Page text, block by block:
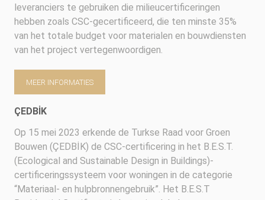
leveranciers te gebruiken die milieucertificeringen
hebben zoals CSC-gecertificeerd, die ten minste 35%
van het totale budget voor materialen en bouwdiensten
van het project vertegenwoordigen.
MEER INFORMATIES
ÇEDBİK
Op 15 mei 2023 erkende de Turkse Raad voor Groen
Bouwen (ÇEDBİK) de CSC-certificering in het B.E.S.T.
(Ecological and Sustainable Design in Buildings)-
certificeringssysteem voor woningen in de categorie
“Materiaal- en hulpbronnengebruik”. Het B.E.S.T